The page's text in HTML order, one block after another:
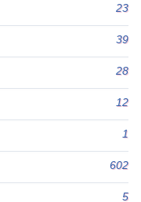
23
39
28
12
1
602
5